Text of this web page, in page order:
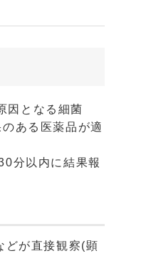
因となる細菌
ある医薬品が適
分以内に結果報
どが直接観察(顕